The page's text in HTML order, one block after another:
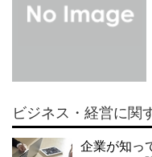
ビジネス・経営に関
企業が知っ